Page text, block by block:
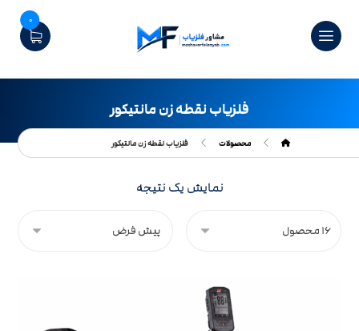
0
فلزیاب نقطه زن مانتیکور
محصولات فلزیاب نقطه زن مانتیکور
نمایش یک نتیجه